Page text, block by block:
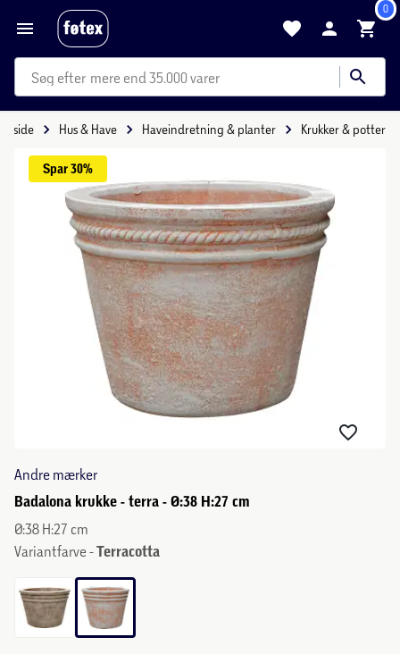
0
mere end 35.000 varer
Hus & Have Haveindretning & planter Krukker & potter
Spar 30%
Andre mærker
Badalona krukke - terra - Ø:38 H:27 cm
Ø:38 H:27 cm
Variantfarve -Terracotta